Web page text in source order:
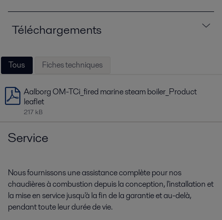
Téléchargements
Tous Fiches techniques
Aalborg OM-TCi_fired marine steam boiler_Product
leaflet
217 kB
Service
Nous fournissons une assistance complète pour nos
chaudières à combustion depuis la conception, l'installation et
la mise en service jusqu'à la fin de la garantie et au-delà,
pendant toute leur durée de vie.